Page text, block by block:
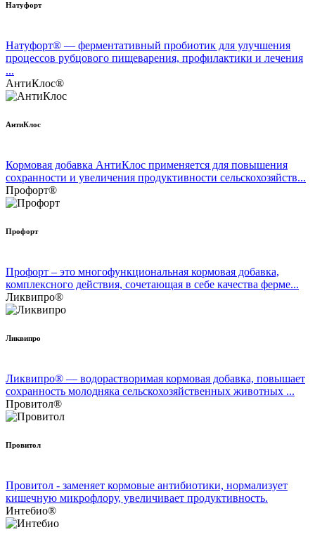
Натуфорт
Натуфорт® — ферментативный пробиотик для улучшения
процессов рубцового пищеварения, профилактики и лечения
...
АнтиКлос®
АнтиКлос
Кормовая добавка АнтиКлос применяется для повышения
сохранности и увеличения продуктивности сельскохозяйств...
Профорт®
Профорт
Профорт – это многофункциональная кормовая добавка,
комплексного действия, сочетающая в себе качества ферме...
Ликвипро®
Ликвипро
Ликвипро® — водорастворимая кормовая добавка, повышает
сохранность молодняка сельскохозяйственных животных ...
Провитол®
Провитол
Провитол - заменяет кормовые антибиотики, нормализует
кишечную микрофлору, увеличивает продуктивность.
Интебио®